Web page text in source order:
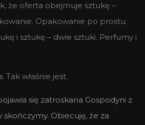
że oferta obejmuje sztukę –
Opakowanie po prostu.
i sztukę – dwie sztuki. Perfumy i
Tak właśnie jest.
się zatroskana Gospodyni z
Obiecuję, że za